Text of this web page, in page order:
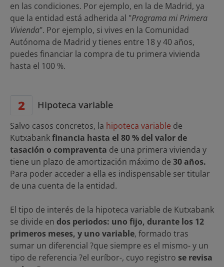
en las condiciones. Por ejemplo, en la de Madrid, ya
que la entidad está adherida al "Programa mi Primera
Vivienda". Por ejemplo, si vives en la Comunidad
Autónoma de Madrid y tienes entre 18 y 40 años,
puedes financiar la compra de tu primera vivienda
hasta el 100 %.
Hipoteca variable
Salvo casos concretos, la hipoteca variable de
Kutxabankfinancia hasta el 80 % del valor de
tasación o compraventa de una primera vivienda y
tiene un plazo de amortización máximo de 30 años.
Para poder acceder a ella es indispensable ser titular
de una cuenta de la entidad.
El tipo de interés de la hipoteca variable de Kutxabank
se divide en dos periodos: uno fijo, durante los 12
primeros meses, y uno variable, formado tras
sumar un diferencial ?que siempre es el mismo- y un
tipo de referencia ?el euríbor-, cuyo registro se revisa